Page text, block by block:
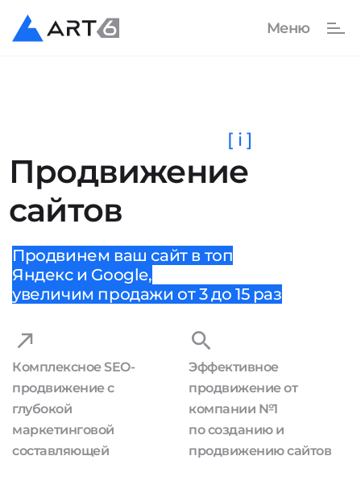
Продвижение
сайтов
[ i ]
Продвинем ваш сайт в топ
Яндекс и Google,
увеличим продажи от 3 до 15 раз
Комплексное SEO-
продвижение с
глубокой
маркетинговой
составляющей
Эффективное
продвижение от
компании №1
по созданию и
продвижению сайтов